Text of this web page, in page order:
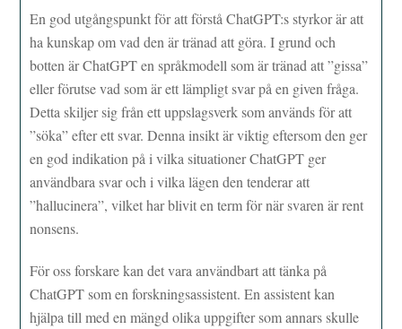
En god utgångspunkt för att förstå ChatGPT:s styrkor är att
ha kunskap om vad den är tränad att göra. I grund och
botten är ChatGPT en språkmodell som är tränad att ”gissa”
eller förutse vad som är ett lämpligt svar på en given fråga.
Detta skiljer sig från ett uppslagsverk som används för att
”söka” efter ett svar. Denna insikt är viktig eftersom den ger
en god indikation på i vilka situationer ChatGPT ger
användbara svar och i vilka lägen den tenderar att
”hallucinera”, vilket har blivit en term för när svaren är rent
nonsens.
För oss forskare kan det vara användbart att tänka på
ChatGPT som en forskningsassistent. En assistent kan
hjälpa till med en mängd olika uppgifter som annars skulle